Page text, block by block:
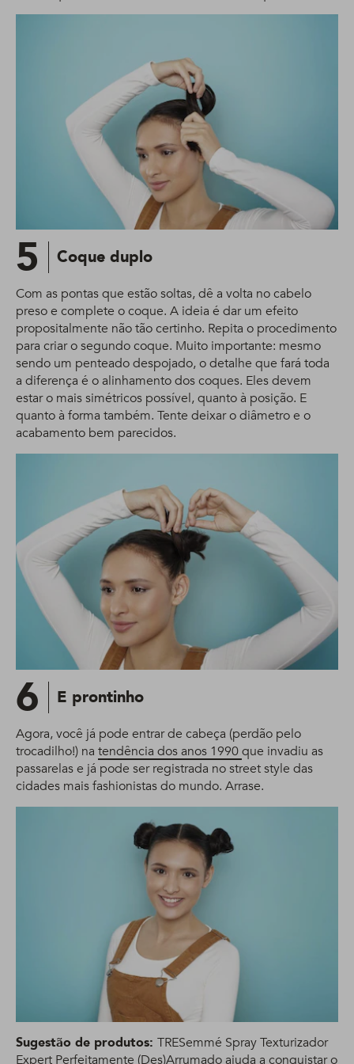
5 Coque duplo
Com as pontas que estão soltas, dê a volta no cabelo
preso e complete o coque. A ideia é dar um efeito
propositalmente não tão certinho. Repita o procedimento
para criar o segundo coque. Muito importante: mesmo
sendo um penteado despojado, o detalhe que fará toda
a diferença é o alinhamento dos coques. Eles devem
estar o mais simétricos possível, quanto à posição. E
quanto à forma também. Tente deixar o diâmetro e o
acabamento bem parecidos.
6 E prontinho
Agora, você já pode entrar de cabeça (perdão pelo
trocadilho!) na tendência dos anos 1990que invadiu as
passarelas e já pode ser registrada no street style das
cidades mais fashionistas do mundo. Arrase.
Sugestão de produtos: TRESemmé Spray Texturizador
Expert Perfeitamente (Des)Arrumado ajuda a conquistar o